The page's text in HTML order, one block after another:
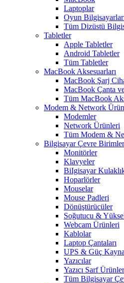
Laptoplar
Oyun
Tüm Dizüstü
Tabletler
Apple Tabletler
Android Tabletler
Tüm Tabletler
MacBook Aksesuarları
MacBook Şarj
MacBook Çanta ve
Tüm MacBook
Modem & Network
Modemler
Network Ürünleri
Tüm Modem &
Bilgisayar Çevre
Monitörler
Klavyeler
BiIgisayar
Hoparlörler
Mouselar
Mouse Padleri
Dönüştürücüler
Soğutucu &
Webcam Ürünleri
Kablolar
Laptop Çantaları
UPS & Güç
Yazıcılar
Yazıcı Sarf
Tüm Bilgisayar